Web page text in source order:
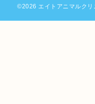
©2026 エイトアニマルクリ